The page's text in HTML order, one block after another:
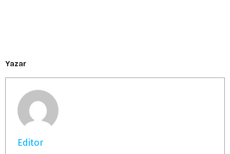
Yazar
Editor